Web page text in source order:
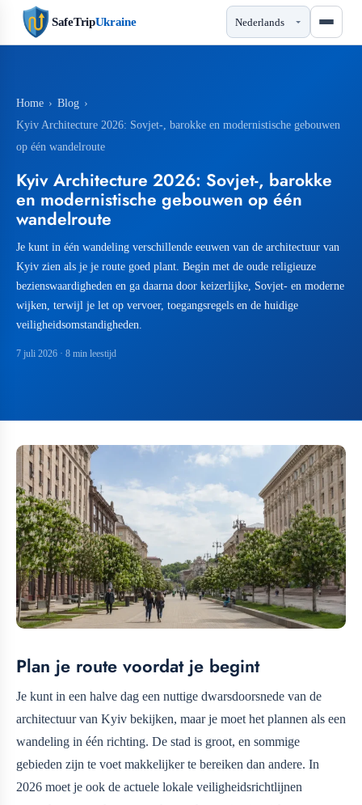
SafeTripUkraine
Home › Blog ›
Kyiv Architecture 2026: Sovjet-, barokke en modernistische gebouwen
op één wandelroute
Kyiv Architecture 2026: Sovjet-, barokke
en modernistische gebouwen op één
wandelroute
Je kunt in één wandeling verschillende eeuwen van de architectuur van
Kyiv zien als je je route goed plant. Begin met de oude religieuze
bezienswaardigheden en ga daarna door keizerlijke, Sovjet- en moderne
wijken, terwijl je let op vervoer, toegangsregels en de huidige
veiligheidsomstandigheden.
7 juli 2026 · 8 min leestijd
Plan je route voordat je begint
Je kunt in een halve dag een nuttige dwarsdoorsnede van de
architectuur van Kyiv bekijken, maar je moet het plannen als een
wandeling in één richting. De stad is groot, en sommige
gebieden zijn te voet makkelijker te bereiken dan andere. In
2026 moet je ook de actuele lokale veiligheidsrichtlijnen